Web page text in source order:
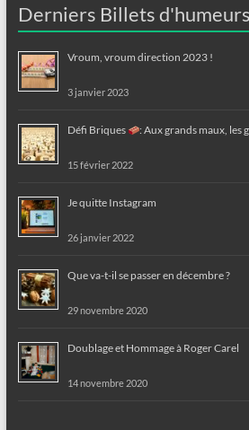
Derniers Billets d'humeurs
Vroum, vroum direction 2023 !
3 janvier 2023
Défi Briques : Aux grands maux, les
15 février 2022
Je quitte Instagram
26 janvier 2022
Que va-t-il se passer en décembre ?
29 novembre 2020
Doublage et Hommage à Roger Carel
14 novembre 2020